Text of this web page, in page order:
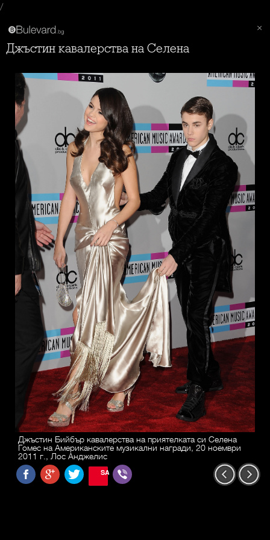
/
Джъстин кавалерства на Селена
Джъстин Бийбър кавалерства на приятелката си Селена
Гомес на Американските музикални награди, 20 ноември
2011 г., Лос Анджелис
SAVE